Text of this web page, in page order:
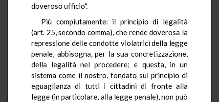
doveroso ufficio".
Più compiutamente: il principio di legalità
(art. 25, secondo comma), che rende doverosa la
repressione delle condotte violatrici della legge
penale, abbisogna, per la sua concretizzazione,
della legalità nel procedere; e questa, in un
sistema come il nostro, fondato sul principio di
eguaglianza di tutti i cittadini di fronte alla
legge (in particolare, alla legge penale), non può